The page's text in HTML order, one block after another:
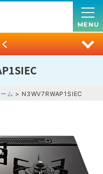
MENU
ム > N3WV7RWAP1SIEC